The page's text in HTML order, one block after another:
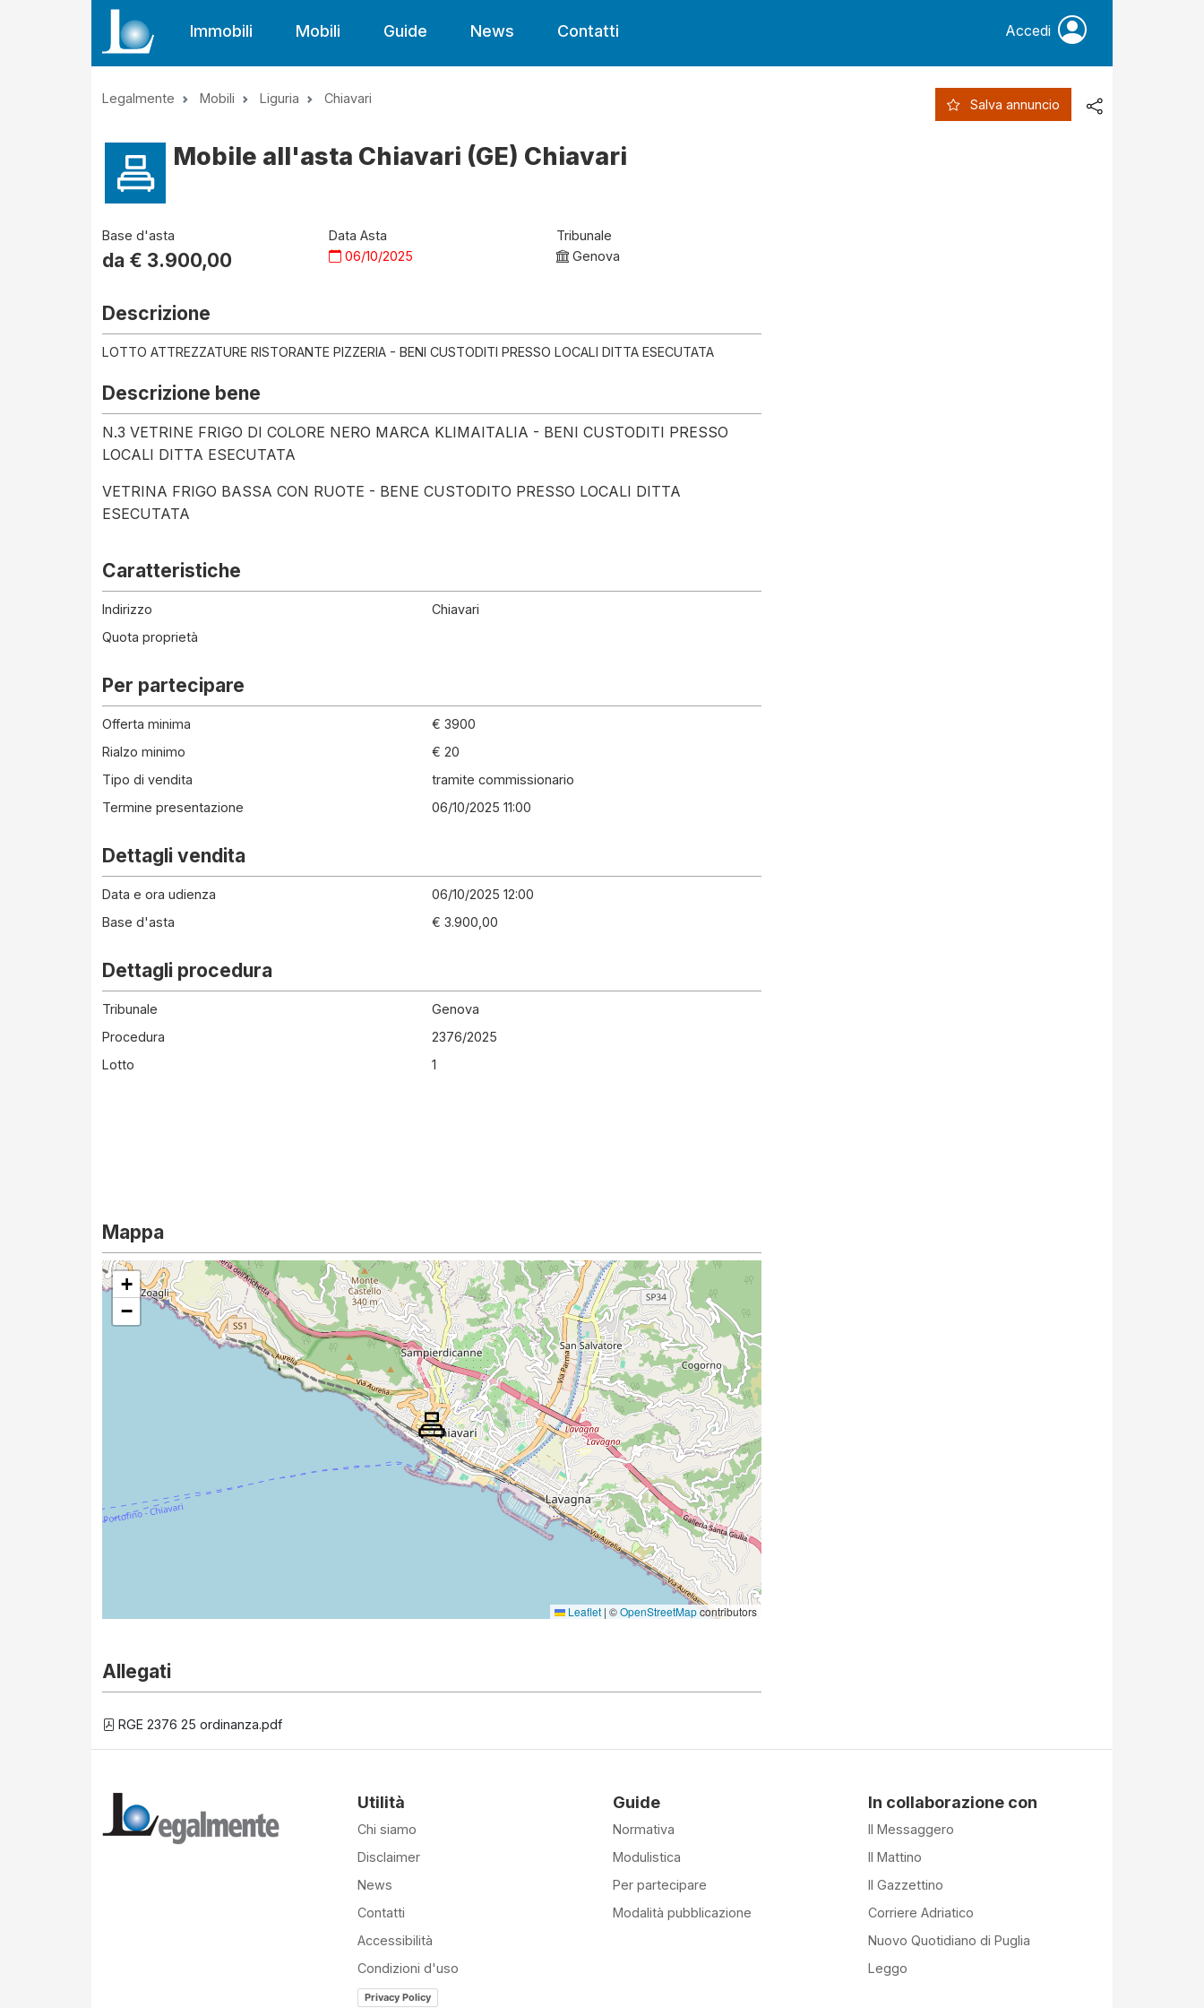
Immobili Mobili Guide News Contatti Accedi
Legalmente Mobili Liguria Chiavari Salva annuncio
Mobile all'asta Chiavari (GE) Chiavari
Base d'asta
da € 3.900,00
Data Asta
06/10/2025
Tribunale
Genova
Descrizione
LOTTO ATTREZZATURE RISTORANTE PIZZERIA - BENI CUSTODITI PRESSO LOCALI DITTA ESECUTATA
Descrizione bene
N.3 VETRINE FRIGO DI COLORE NERO MARCA KLIMAITALIA - BENI CUSTODITI PRESSO
LOCALI DITTA ESECUTATA
VETRINA FRIGO BASSA CON RUOTE - BENE CUSTODITO PRESSO LOCALI DITTA
ESECUTATA
Caratteristiche
Indirizzo
Chiavari
Quota proprietà
Per partecipare
Offerta minima
€ 3900
Rialzo minimo
€ 20
Tipo di vendita
tramite commissionario
Termine presentazione
06/10/2025 11:00
Dettagli vendita
Data e ora udienza
06/10/2025 12:00
Base d'asta
€ 3.900,00
Dettagli procedura
Tribunale
Genova
Procedura
2376/2025
Lotto
1
Mappa
+
−
Leaflet | ©OpenStreetMapcontributors
Allegati
RGE 2376 25 ordinanza.pdf
Utilità
Chi siamo
Disclaimer
News
Contatti
Accessibilità
Condizioni d'uso
Privacy Policy
Guide
Normativa
Modulistica
Per partecipare
Modalità pubblicazione
In collaborazione con
Il Messaggero
Il Mattino
Il Gazzettino
Corriere Adriatico
Nuovo Quotidiano di Puglia
Leggo